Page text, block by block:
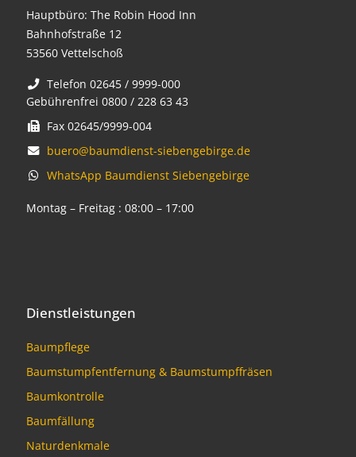
Hauptbüro: The Robin Hood Inn
Bahnhofstraße 12
53560 Vettelschoß
Telefon 02645 / 9999-000
Gebührenfrei 0800 / 228 63 43
Fax 02645/9999-004
buero@baumdienst-siebengebirge.de
WhatsApp Baumdienst Siebengebirge
Montag – Freitag : 08:00 – 17:00
Dienstleistungen
Baumpflege
Baumstumpfentfernung & Baumstumpffräsen
Baumkontrolle
Baumfällung
Naturdenkmale